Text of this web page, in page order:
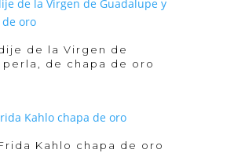
de la Virgen de
perla, de chapa de oro
Kahlo chapa de oro